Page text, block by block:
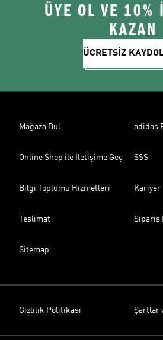
ÜYE OL VE 10%
KAZAN
ÜCRETSİZ
Mağaza Bul adidas
Online Shop ile İletişime Geç SSS
Bilgi Toplumu Hizmetleri Kariyer
Teslimat Sipariş
Sitemap
Gizlilik Politikası Şartlar